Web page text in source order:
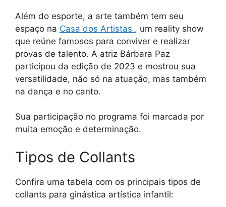
Além do esporte, a arte também tem seu
espaço na Casa dos Artistas , um reality show
que reúne famosos para conviver e realizar
provas de talento. A atriz Bárbara Paz
participou da edição de 2023 e mostrou sua
versatilidade, não só na atuação, mas também
na dança e no canto.
Sua participação no programa foi marcada por
muita emoção e determinação.
Tipos de Collants
Confira uma tabela com os principais tipos de
collants para ginástica artística infantil: